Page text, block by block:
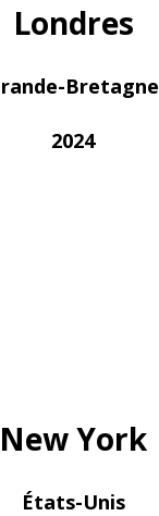
Londres
Bretagne
2024
New York
États-Unis